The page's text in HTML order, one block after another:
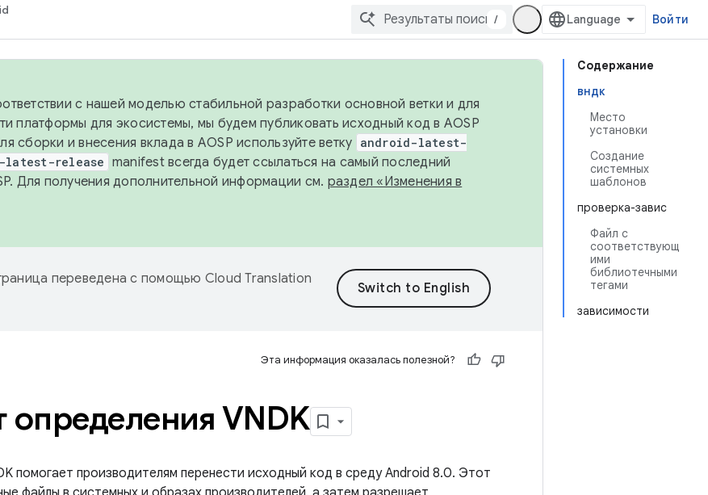
/ Войти
Содержание
вндк
Место
установки
Создание
системных
шаблонов
проверка-завис
Файл с
соответствующ
ими
библиотечными
тегами
зависимости
с нашей моделью стабильной разработки основной ветки и для
платформы для экосистемы, мы будем публиковать исходный код в AOSP
сборки и внесения вклада в AOSP используйте ветку android-latest-
latest-release manifest всегда будет ссылаться на самый последний
Для получения дополнительной информации см. раздел «Изменения в
переведена с помощью Cloud Translation
Эта информация оказалась полезной?
определения VNDK
помогает производителям перенести исходный код в среду Android 8.0. Этот